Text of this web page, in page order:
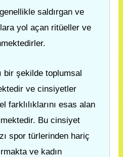
saldırgan ve
yol açan ritüeller ve
bir şekilde toplumsal
ve cinsiyetler
farklılıklarını esas alan
Bu cinsiyet
spor türlerinden hariç
ve kadın